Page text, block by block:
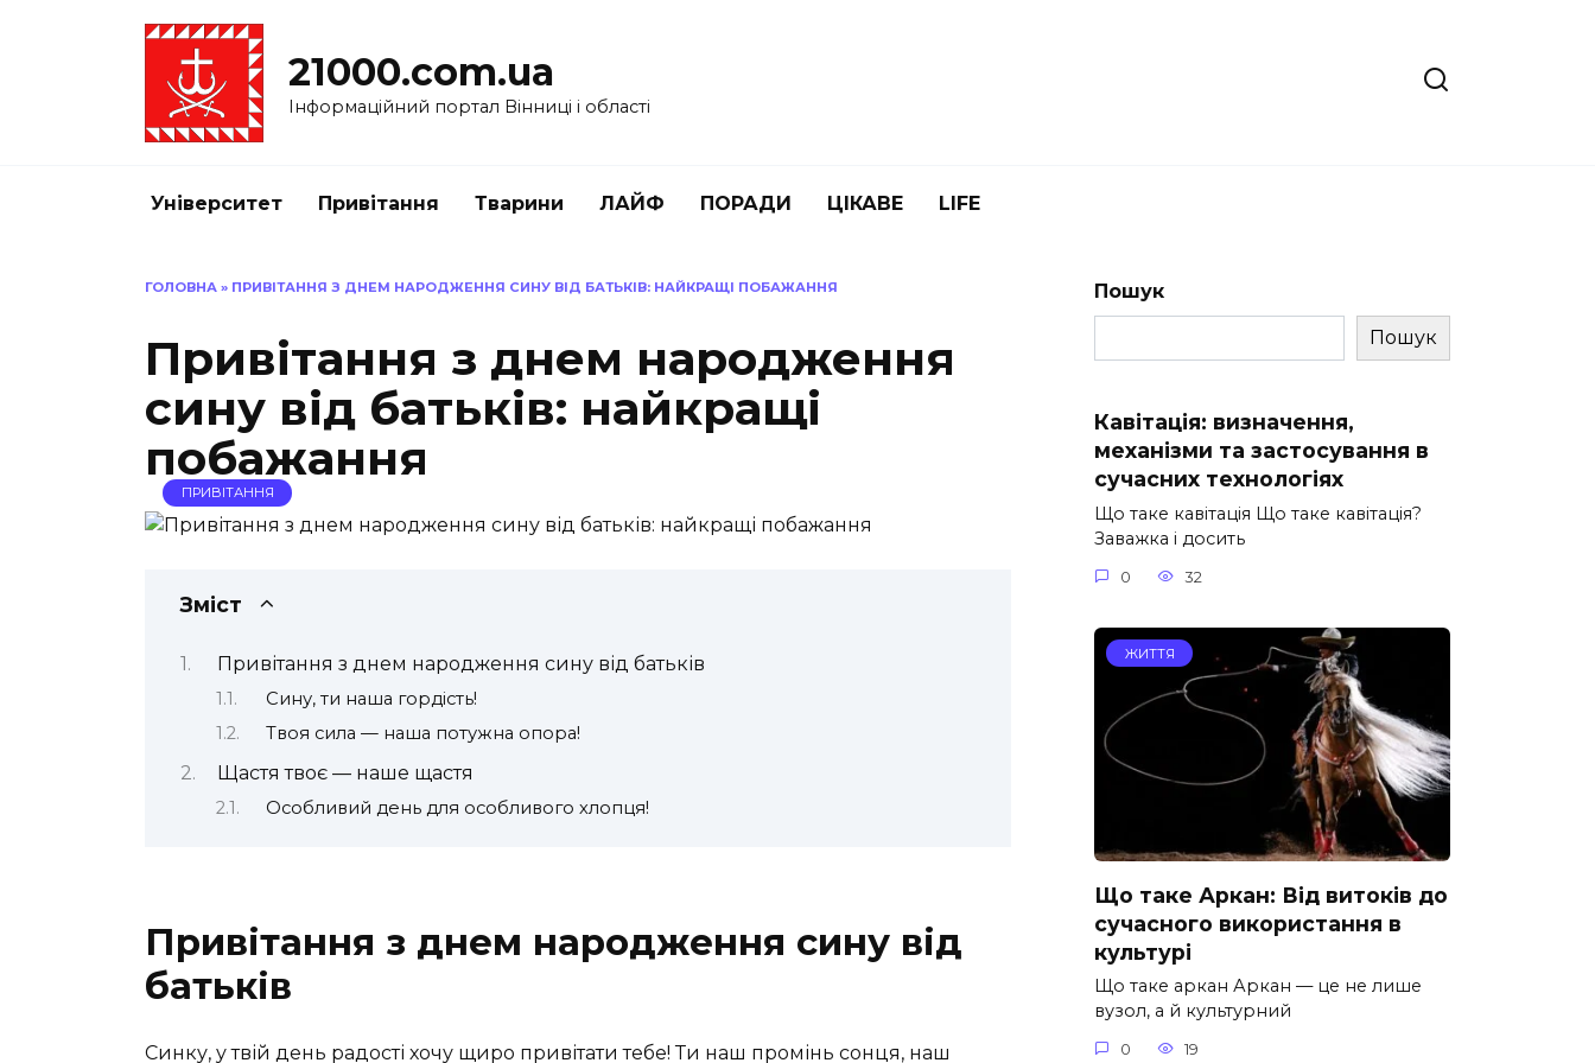
21000.com.ua
Інформаційний портал Вінниці і області
Університет Привітання Тварини ЛАЙФ ПОРАДИ ЦІКАВЕ LIFE
ГОЛОВНА » ПРИВІТАННЯ З ДНЕМ НАРОДЖЕННЯ СИНУ ВІД БАТЬКІВ: НАЙКРАЩІ ПОБАЖАННЯ
Привітання з днем народження
сину від батьків: найкращі
побажання
ПРИВІТАННЯ
Зміст
Привітання з днем народження сину від батьків
Сину, ти наша гордість!
Твоя сила — наша потужна опора!
Щастя твоє — наше щастя
Особливий день для особливого хлопця!
Привітання з днем народження сину від
батьків
Синку, у твій день радості хочу щиро привітати тебе! Ти наш промінь сонця, наш
Пошук
Пошук
Кавітація: визначення,
механізми та застосування в
сучасних технологіях
Що таке кавітація Що таке кавітація?
Заважка і досить
0 32
ЖИТТЯ
Що таке Аркан: Від витоків до
сучасного використання в
культурі
Що таке аркан Аркан — це не лише
вузол, а й культурний
0 19